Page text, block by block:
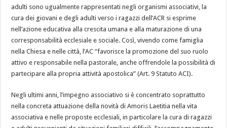
adulti sono ugualmente rappresentati negli organismi associativi, la
cura dei giovani e degli adulti verso i ragazzi dell’ACR si esprime
nell’azione educativa alla crescita umana e alla maturazione di una
corresponsabilità ecclesiale e sociale. Così, vivendo come famiglia
nella Chiesa e nelle città, l’AC “favorisce la promozione del suo ruolo
attivo e responsabile nella pastorale, anche offrendole la possibilità di
partecipare alla propria attività apostolica” (Art. 9 Statuto ACI).
Negli ultimi anni, l’impegno associativo si è concentrato soprattutto
nella concreta attuazione della novità di Amoris Laetitia nella vita
associativa e nelle proposte ecclesiali, in particolare la cura di ragazzi